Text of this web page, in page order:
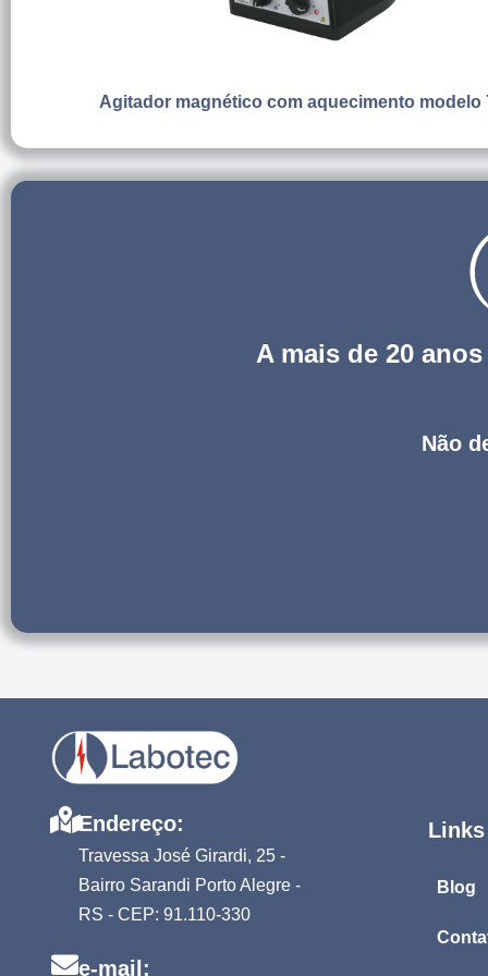
Agitador magnético com aquecimento modelo
A mais de 20
Não
Endereço:
Travessa José Girardi, 25 -
Bairro Sarandi Porto Alegre -
RS - CEP: 91.110-330
e-mail:
Blog